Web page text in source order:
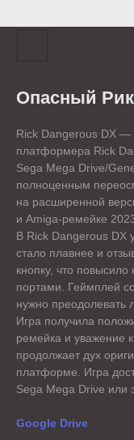
Опасный Рик
Rick Dangerous DX —
платформера Rick
Sega Mega Drive/
полноценным
на расширенной
и Amiga-ремейке
В Rick Dangerous DX
стало плавнее и
кнопку, что
портами. Геймплей
нужно преодолевать
Игра получила
ремейка и уважение к
продолжает дух
платформе. Игра
Sega Mega Drive или
Google Drive